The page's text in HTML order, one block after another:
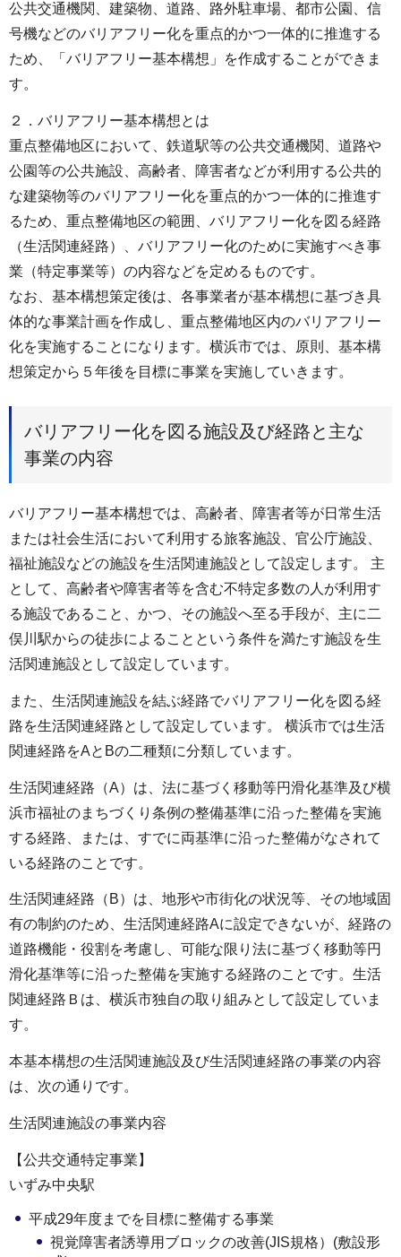
公共交通機関、建築物、道路、路外駐車場、都市公園、信
号機などのバリアフリー化を重点的かつ一体的に推進する
ため、「バリアフリー基本構想」を作成することができま
す。
２．バリアフリー基本構想とは
重点整備地区において、鉄道駅等の公共交通機関、道路や
公園等の公共施設、高齢者、障害者などが利用する公共的
な建築物等のバリアフリー化を重点的かつ一体的に推進す
るため、重点整備地区の範囲、バリアフリー化を図る経路
（生活関連経路）、バリアフリー化のために実施すべき事
業（特定事業等）の内容などを定めるものです。
なお、基本構想策定後は、各事業者が基本構想に基づき具
体的な事業計画を作成し、重点整備地区内のバリアフリー
化を実施することになります。横浜市では、原則、基本構
想策定から５年後を目標に事業を実施していきます。
バリアフリー化を図る施設及び経路と主な
事業の内容
バリアフリー基本構想では、高齢者、障害者等が日常生活
または社会生活において利用する旅客施設、官公庁施設、
福祉施設などの施設を生活関連施設として設定します。 主
として、高齢者や障害者等を含む不特定多数の人が利用す
る施設であること、かつ、その施設へ至る手段が、主に二
俣川駅からの徒歩によることという条件を満たす施設を生
活関連施設として設定しています。
また、生活関連施設を結ぶ経路でバリアフリー化を図る経
路を生活関連経路として設定しています。 横浜市では生活
関連経路をAとBの二種類に分類しています。
生活関連経路（A）は、法に基づく移動等円滑化基準及び横
浜市福祉のまちづくり条例の整備基準に沿った整備を実施
する経路、または、すでに両基準に沿った整備がなされて
いる経路のことです。
生活関連経路（B）は、地形や市街化の状況等、その地域固
有の制約のため、生活関連経路Aに設定できないが、経路の
道路機能・役割を考慮し、可能な限り法に基づく移動等円
滑化基準等に沿った整備を実施する経路のことです。生活
関連経路Ｂは、横浜市独自の取り組みとして設定していま
す。
本基本構想の生活関連施設及び生活関連経路の事業の内容
は、次の通りです。
生活関連施設の事業内容
【公共交通特定事業】
いずみ中央駅
平成29年度までを目標に整備する事業
視覚障害者誘導用ブロックの改善(JIS規格）(敷設形